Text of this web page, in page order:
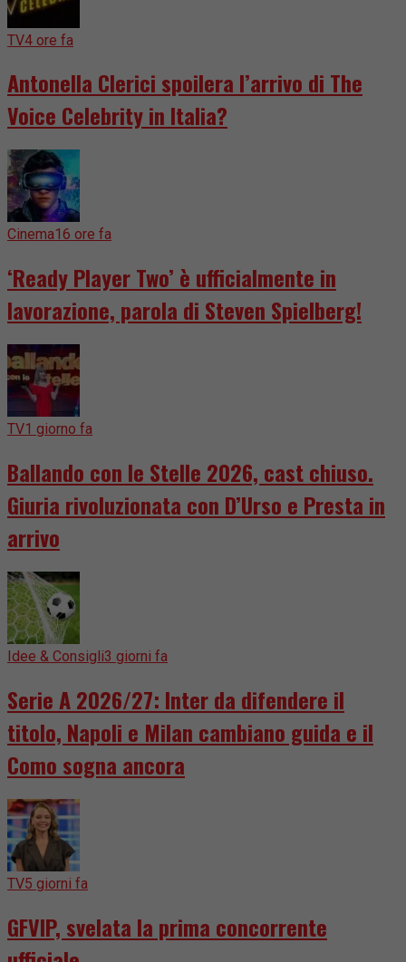
TV4 ore fa
Antonella Clerici spoilera l’arrivo di The
Voice Celebrity in Italia?
Cinema16 ore fa
‘Ready Player Two’ è ufficialmente in
lavorazione, parola di Steven Spielberg!
TV1 giorno fa
Ballando con le Stelle 2026, cast chiuso.
Giuria rivoluzionata con D’Urso e Presta in
arrivo
Idee & Consigli3 giorni fa
Serie A 2026/27: Inter da difendere il
titolo, Napoli e Milan cambiano guida e il
Como sogna ancora
TV5 giorni fa
GFVIP, svelata la prima concorrente